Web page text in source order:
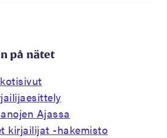
på nätet
Ajassa
kirjailijat -hakemisto